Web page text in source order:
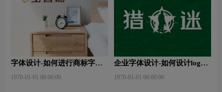
字体设计-如何进行商标字体
1970-01-01 08:00:00
企业字体设计-如何设计logo
1970-01-01 08:00:00